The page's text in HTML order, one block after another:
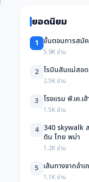
ยอดนิยม
1 ขั้นตอนการสมั
5.9K อ่าน
2 โรบินสันแม่สอ
2.5K อ่าน
3 โรงแรม พี.เค.เ
1.5K อ่าน
4 340 skywalk สกายว
ดิน ไทย พม่า
1.2K อ่าน
5 เส้นทางจากอำ
1.1K อ่าน